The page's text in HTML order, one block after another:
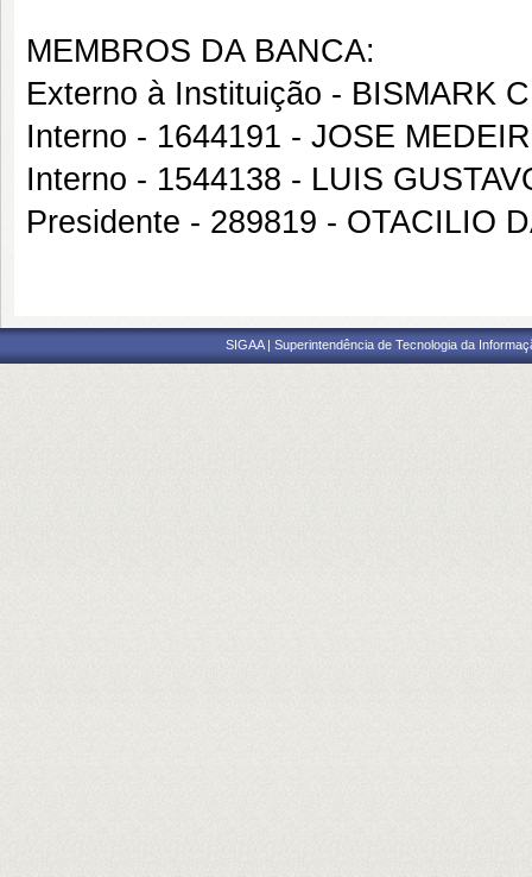
MEMBROS DA BANCA:
Externo à Instituição - BISMARK
Interno - 1644191 - JOSE
Interno - 1544138 - LUIS
Presidente - 289819 - OTACILIO
SIGAA | Superintendência de Tecnologia da